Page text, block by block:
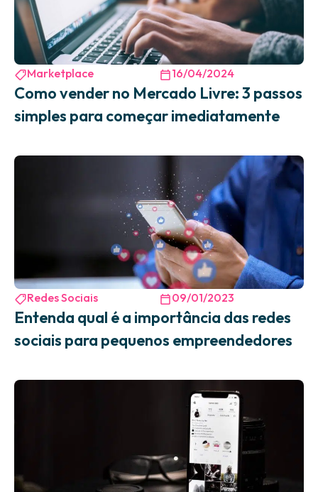
Marketplace 16/04/2024
Como vender no Mercado Livre: 3 passos
simples para começar imediatamente
Redes Sociais 09/01/2023
Entenda qual é a importância das redes
sociais para pequenos empreendedores